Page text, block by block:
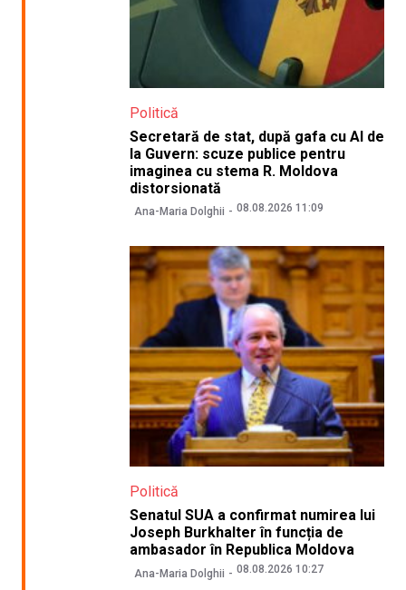
Politică
Secretară de stat, după gafa cu AI de
la Guvern: scuze publice pentru
imaginea cu stema R. Moldova
distorsionată
Ana-Maria Dolghii 08.08.2026 11:09
Politică
Senatul SUA a confirmat numirea lui
Joseph Burkhalter în funcția de
ambasador în Republica Moldova
Ana-Maria Dolghii 08.08.2026 10:27